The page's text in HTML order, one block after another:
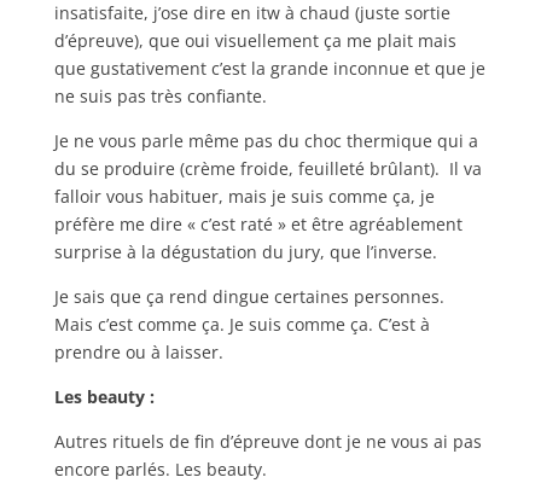
insatisfaite, j’ose dire en itw à chaud (juste sortie
d’épreuve), que oui visuellement ça me plait mais
que gustativement c’est la grande inconnue et que je
ne suis pas très confiante.
Je ne vous parle même pas du choc thermique qui a
du se produire (crème froide, feuilleté brûlant). Il va
falloir vous habituer, mais je suis comme ça, je
préfère me dire « c’est raté » et être agréablement
surprise à la dégustation du jury, que l’inverse.
Je sais que ça rend dingue certaines personnes.
Mais c’est comme ça. Je suis comme ça. C’est à
prendre ou à laisser.
Les beauty :
Autres rituels de fin d’épreuve dont je ne vous ai pas
encore parlés. Les beauty.